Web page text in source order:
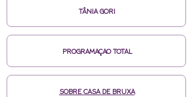
TÂNIA GORI
PROGRAMAÇAO TOTAL
SOBRE CASA DE BRUXA